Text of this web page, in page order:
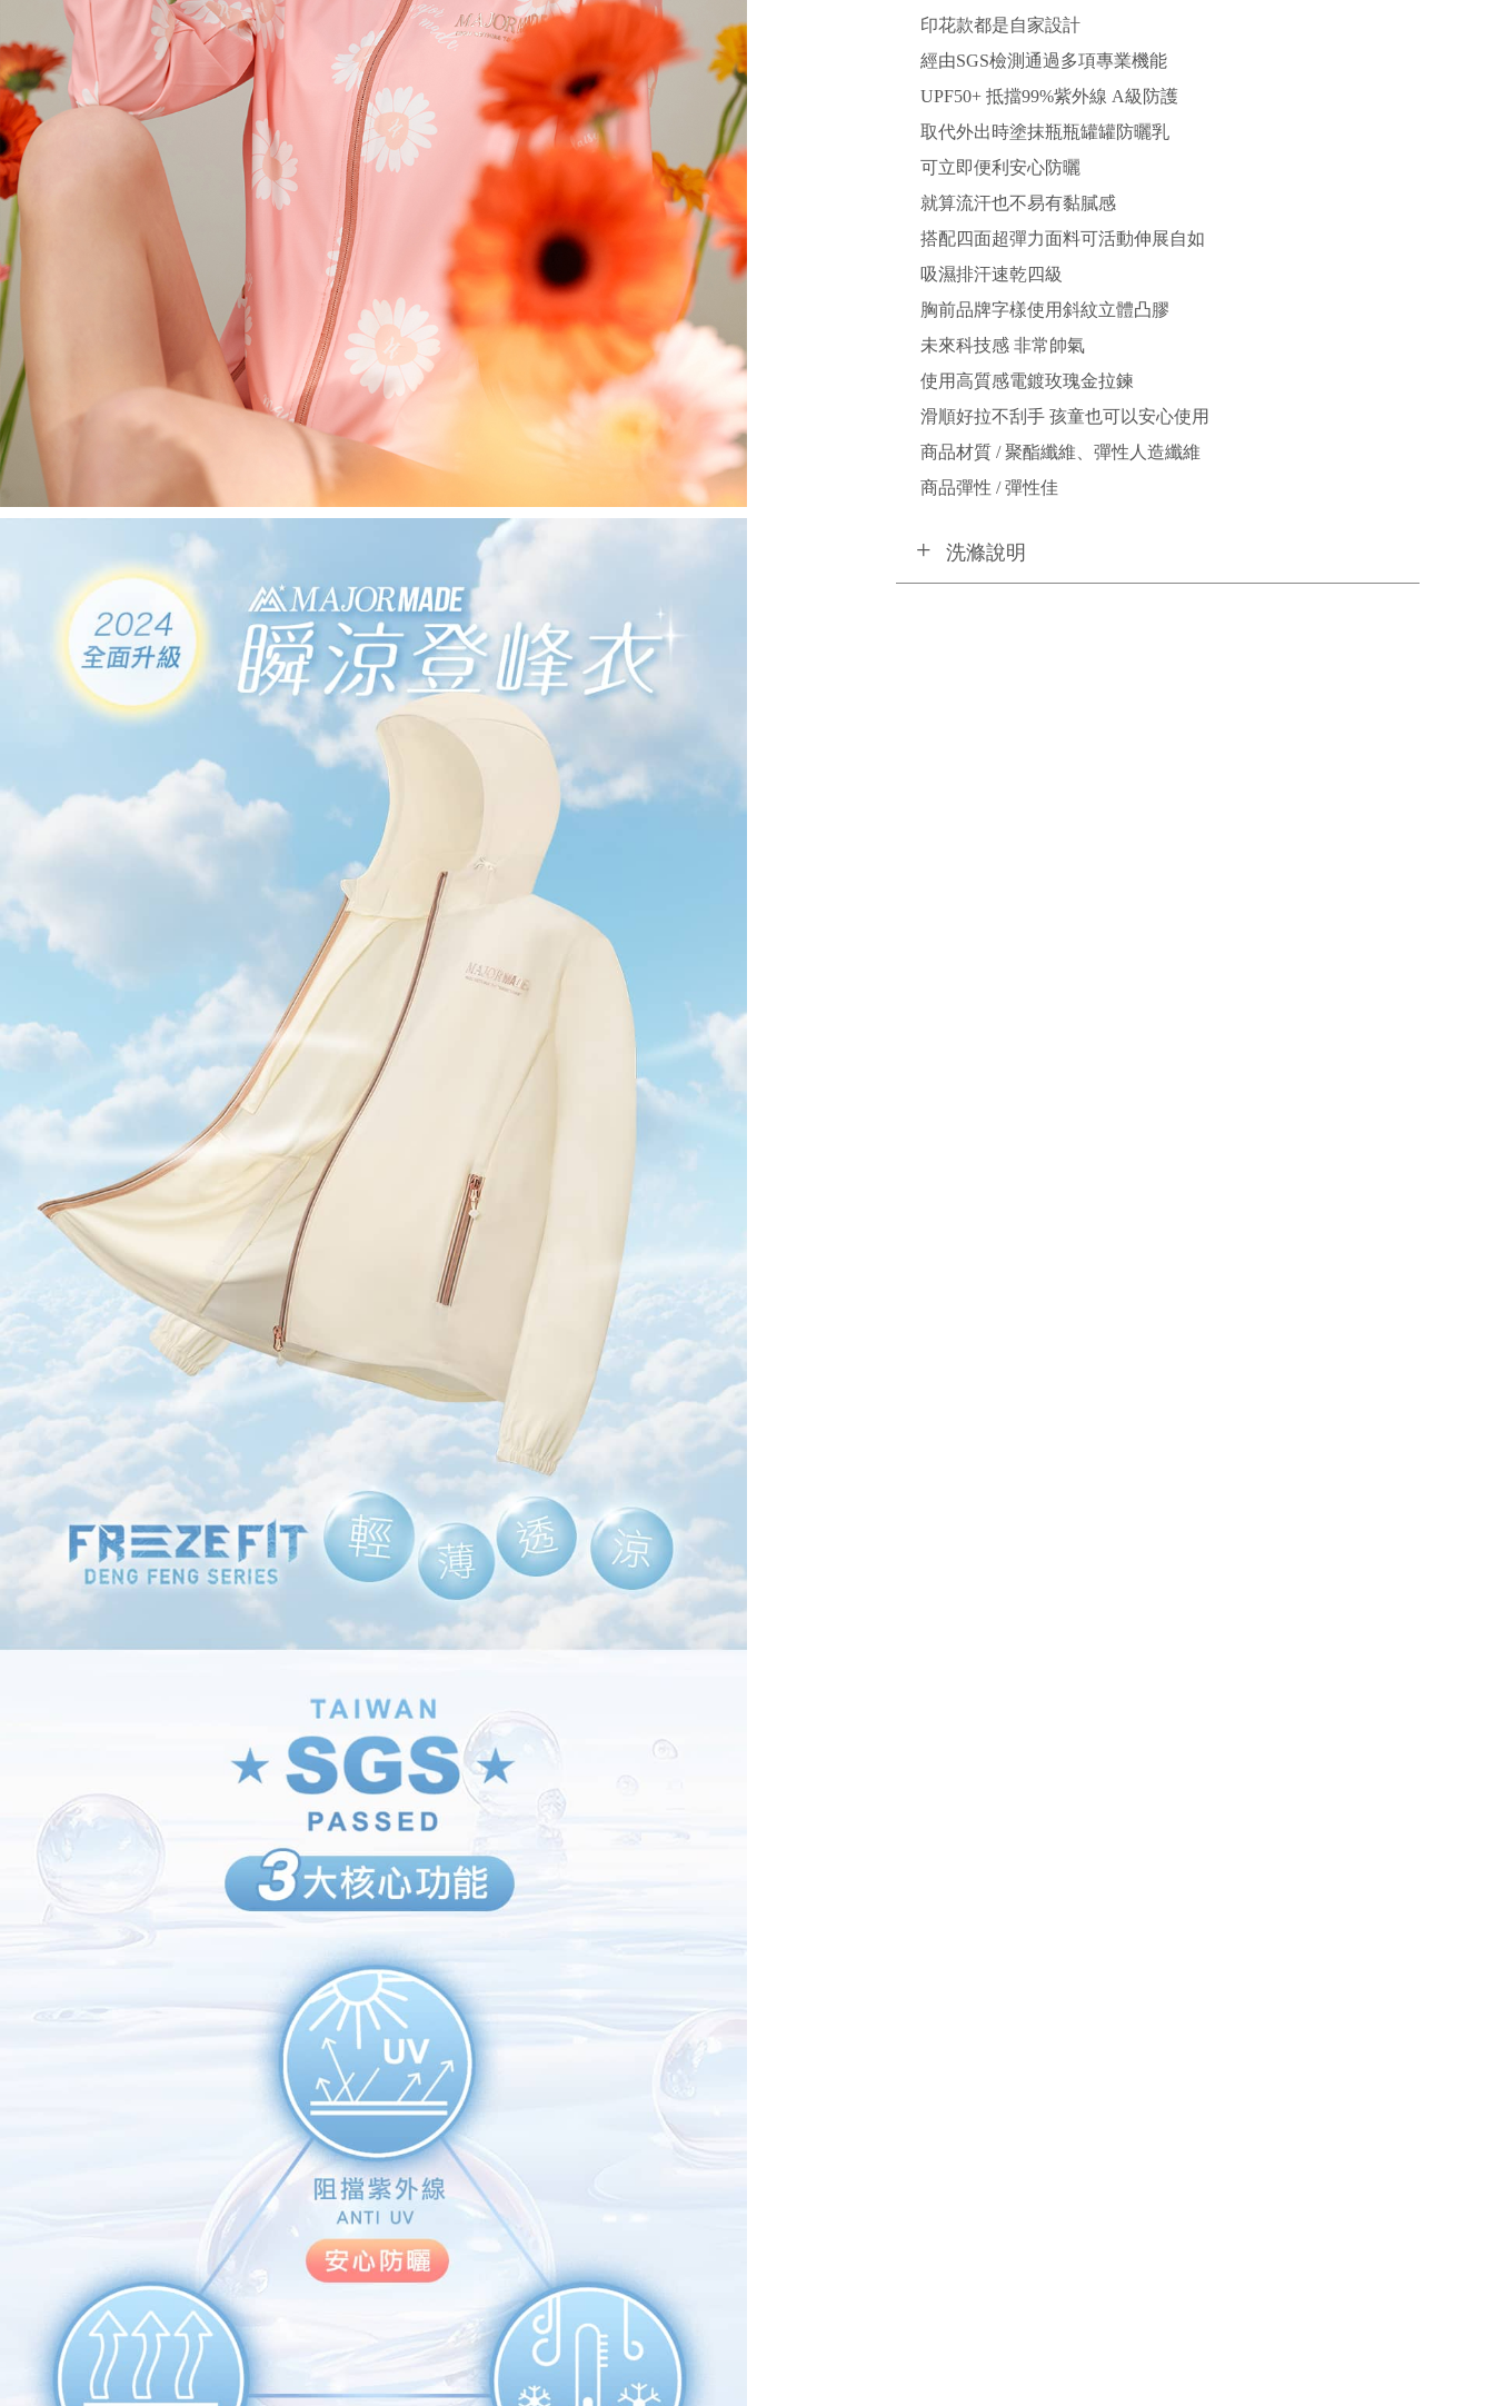
印花款都是自家設計
經由SGS檢測通過多項專業機能
UPF50+ 抵擋99%紫外線 A級防護
取代外出時塗抹瓶瓶罐罐防曬乳
可立即便利安心防曬
就算流汗也不易有黏膩感
搭配四面超彈力面料可活動伸展自如
吸濕排汗速乾四級
胸前品牌字樣使用斜紋立體凸膠
未來科技感 非常帥氣
使用高質感電鍍玫瑰金拉鍊
滑順好拉不刮手 孩童也可以安心使用
商品材質 / 聚酯纖維、彈性人造纖維
商品彈性 / 彈性佳
洗滌說明